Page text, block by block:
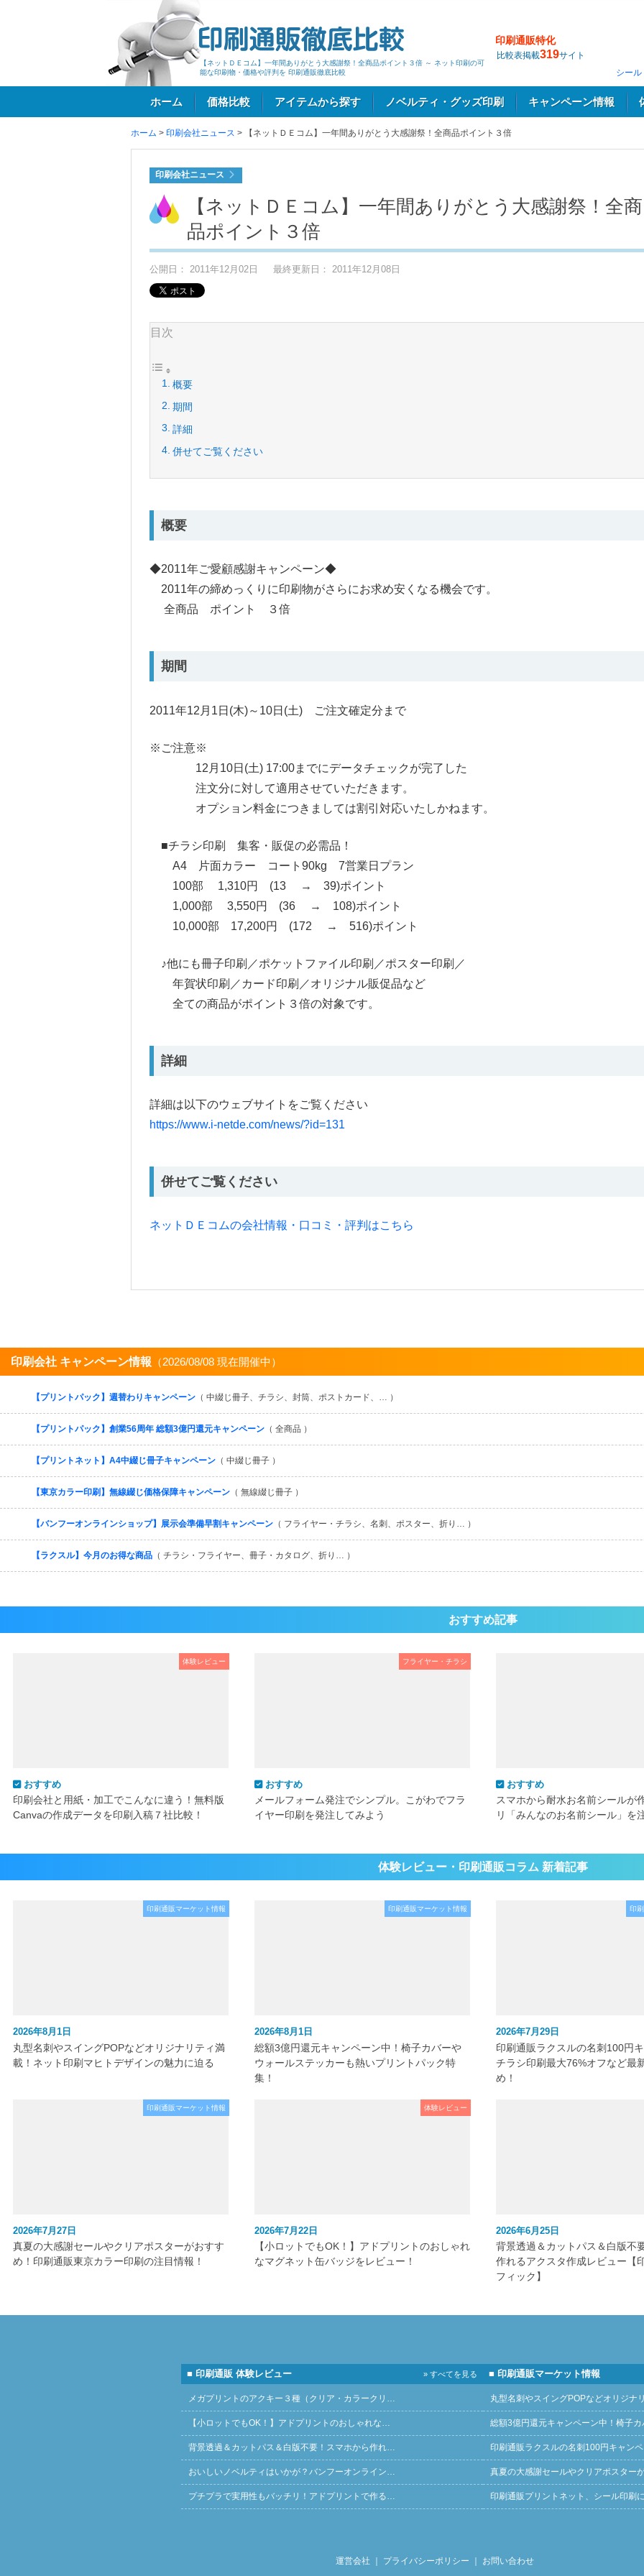
【ネットＤＥコム】一年間ありがとう大感謝祭！全商品ポイント３倍 ～ ネット印刷の可
能な印刷物・価格や評判を 印刷通販徹底比較
印刷通販特化
比較表掲載319サイト
シー
ホーム 価格比較 アイテムから探す ノベルティ・グッズ印刷 キャンペーン情報
ホーム > 印刷会社ニュース > 【ネットＤＥコム】一年間ありがとう大感謝祭！全商品ポイント３倍
印刷会社ニュース
【ネットＤＥコム】一年間ありがとう大感謝祭！全商
品ポイント３倍
公開日： 2011年12月02日 最終更新日： 2011年12月08日
目次
概要
期間
詳細
併せてご覧ください
概要
◆2011年ご愛顧感謝キャンペーン◆
2011年の締めっくりに印刷物がさらにお求め安くなる機会です。
全商品 ポイント ３倍
期間
2011年12月1日(木)～10日(土) ご注文確定分まで
※ご注意※
12月10日(土) 17:00までにデータチェックが完了した
注文分に対して適用させていただきます。
オプション料金につきましては割引対応いたしかねます。
■チラシ印刷 集客・販促の必需品！
A4 片面カラー コート90kg 7営業日プラン
100部 1,310円 (13 → 39)ポイント
1,000部 3,550円 (36 → 108)ポイント
10,000部 17,200円 (172 → 516)ポイント
♪他にも冊子印刷／ポケットファイル印刷／ポスター印刷／
年賀状印刷／カード印刷／オリジナル販促品など
全ての商品がポイント３倍の対象です。
詳細
詳細は以下のウェブサイトをご覧ください
https://www.i-netde.com/news/?id=131
併せてご覧ください
ネットＤＥコムの会社情報・口コミ・評判はこちら
印刷会社 キャンペーン情報 （2026/08/08 現在開催中）
【プリントパック】週替わりキャンペーン （ 中綴じ冊子、チラシ、封筒、ポストカード、… ）
【プリントパック】創業56周年 総額3億円還元キャンペーン （ 全商品 ）
【プリントネット】A4中綴じ冊子キャンペーン （ 中綴じ冊子 ）
【東京カラー印刷】無線綴じ価格保障キャンペーン （ 無線綴じ冊子 ）
【バンフーオンラインショップ】展示会準備早割キャンペーン （ フライヤー・チラシ、名刺、ポスター、折り… ）
【ラクスル】今月のお得な商品 （ チラシ・フライヤー、冊子・カタログ、折り… ）
おすすめ記事
体験レビュー
おすすめ
印刷会社と用紙・加工でこんなに違う！無料版
Canvaの作成データを印刷入稿７社比較！
フライヤー・チラシ
おすすめ
メールフォーム発注でシンプル。こがわでフラ
イヤー印刷を発注してみよう
おすすめ
スマホから耐水お名前シールが
リ「みんなのお名前シール」を
体験レビュー・印刷通販コラム 新着記事
印刷通販マーケット情報
2026年8月1日
丸型名刺やスイングPOPなどオリジナリティ満
載！ネット印刷マヒトデザインの魅力に迫る
印刷通販マーケット情報
2026年8月1日
総額3億円還元キャンペーン中！椅子カバーや
ウォールステッカーも熱いプリントパック特
集！
印
2026年7月29日
印刷通販ラクスルの名刺100円
チラシ印刷最大76%オフなど最
め！
印刷通販マーケット情報
2026年7月27日
真夏の大感謝セールやクリアポスターがおすす
め！印刷通販東京カラー印刷の注目情報！
体験レビュー
2026年7月22日
【小ロットでもOK！】アドプリントのおしゃれ
なマグネット缶バッジをレビュー！
2026年6月25日
背景透過＆カットパス＆白版不
作れるアクスタ作成レビュー【
フィック】
■ 印刷通販 体験レビュー » すべてを見る
メガプリントのアクキー３種（クリア・カラークリ…
【小ロットでもOK！】アドプリントのおしゃれな…
背景透過＆カットパス＆白版不要！スマホから作れ…
おいしいノベルティはいかが？バンフーオンライン…
プチプラで実用性もバッチリ！アドプリントで作る…
■ 印刷通販マーケット情報
丸型名刺やスイングPOPなどオリジナ
総額3億円還元キャンペーン中！椅子
印刷通販ラクスルの名刺100円キャン
真夏の大感謝セールやクリアポスター
印刷通販プリントネット、シール印刷
運営会社 プライバシーポリシー お問い合わせ